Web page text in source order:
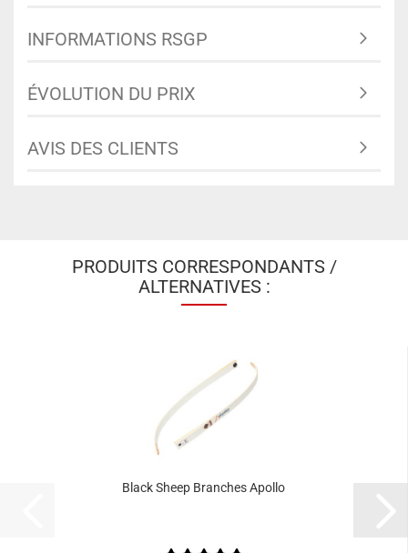
INFORMATIONS RSGP
ÉVOLUTION DU PRIX
AVIS DES CLIENTS
PRODUITS CORRESPONDANTS /
ALTERNATIVES :
Black Sheep Branches Apollo